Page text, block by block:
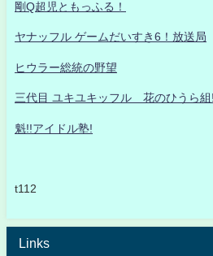
剛Q超児ともっふる！
ヤナッフル ゲームだいすき6！放送局
ヒウラー総統の野望
三代目 ユキユキッフル 花のひうら組!
魁!!アイドル塾!
t112
Links